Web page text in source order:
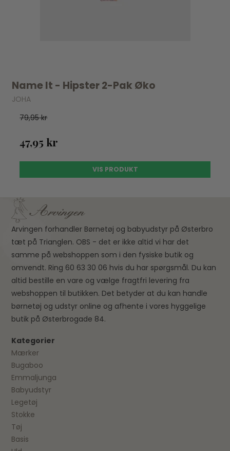
Name It - Hipster 2-Pak Øko
JOHA
79,95 kr
47,95 kr
VIS PRODUKT
Arvingen forhandler Børnetøj og babyudstyr på Østerbro
tæt på Trianglen. OBS - det er ikke altid vi har det
samme på webshoppen som i den fysiske butik og
omvendt. Ring 60 63 30 06 hvis du har spørgsmål. Du kan
altid bestille en vare og vælge fragtfri levering fra
webshoppen til butikken. Det betyder at du kan handle
børnetøj og udstyr online og afhente i vores hyggelige
butik på Østerbrogade 84.
Kategorier
Mærker
Bugaboo
Emmaljunga
Babyudstyr
Legetøj
Stokke
Tøj
Basis